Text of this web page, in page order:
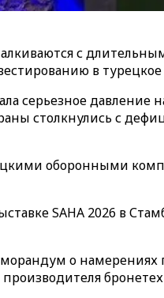
с
в
давление
столкнулись с
оборонными
SAHA 2026 в
о намерениях